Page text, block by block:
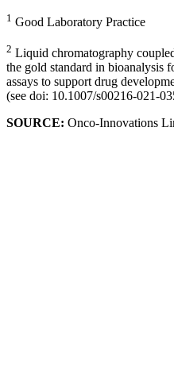
1 Good Laboratory Practice
2 Liquid chromatography
the gold standard in bioanalysis
assays to support drug
(see doi: 10.1007/s00216-021-
SOURCE: Onco-Innovations